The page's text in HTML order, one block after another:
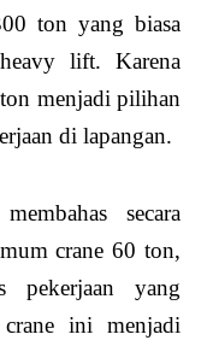
ton yang biasa
lift. Karena
menjadi pilihan
di lapangan.
secara
crane 60 ton,
pekerjaan yang
ini menjadi